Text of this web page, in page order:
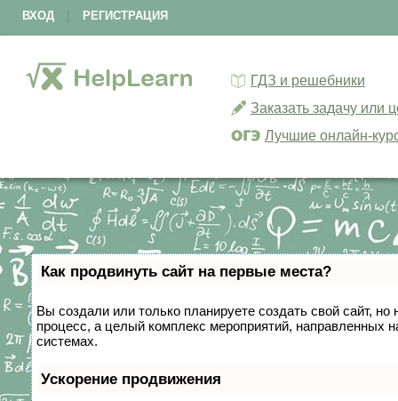
ВХОД РЕГИСТРАЦИЯ
ГДЗ и решебники
Заказать задачу или
Лучшие онлайн-
Как продвинуть сайт на первые места?
Вы создали или только планируете создать свой сайт,
процесс, а целый комплекс мероприятий, направленных
системах.
Ускорение продвижения